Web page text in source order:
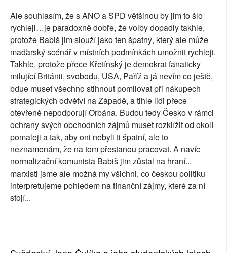
Ale souhlasím, že s ANO a SPD většinou by jim to šlo
rychleji…je paradoxně dobře, že volby dopadly takhle,
protože Babiš jim slouží jako ten špatný, který ale může
maďarský scénář v místních podmínkách umožnit rychleji.
Takhle, protože přece Křetínský je demokrat fanaticky
milující Británii, svobodu, USA, Paříž a já nevím co ještě,
bdue muset všechno stihnout pomilovat při nákupech
strategických odvětví na Západě, a tihle lidi přece
otevřeně nepodporují Orbána. Budou tedy Česko v rámci
ochrany svých obchodních zájmů muset rozklížit od okolí
pomaleji a tak, aby oni nebyli ti špatní, ale to
neznamenám, že na tom přestanou pracovat. A navíc
normalizační komunista Babiš jim zůstal na hraní...
marxisti jsme ale možná my všichni, co českou politiku
interpretujeme pohledem na finanční zájmy, které za ní
stojí...